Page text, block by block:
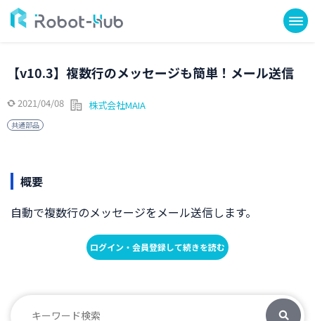
【v10.3】複数行のメッセージも簡単！メール送信
2021/04/08 株式会社MAIA
共通部品
概要
自動で複数行のメッセージをメール送信します。
ログイン・会員登録して続きを読む